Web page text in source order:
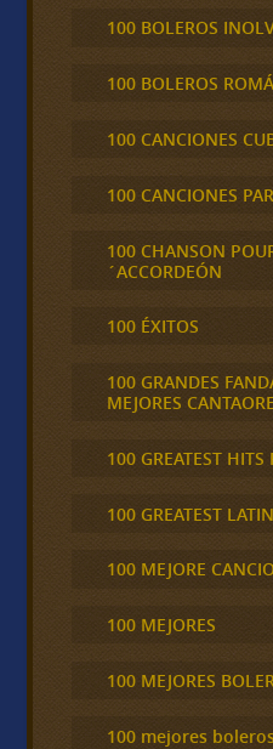
100 BOLEROS
100 BOLEROS
100 CANCIONES
100 CANCIONES
100 CHANSON
´ACCORDEÓN
100 ÉXITOS
100 GRANDES
MEJORES
100 GREATEST HITS
100 GREATEST
100 MEJORE
100 MEJORES
100 MEJORES
100 mejores